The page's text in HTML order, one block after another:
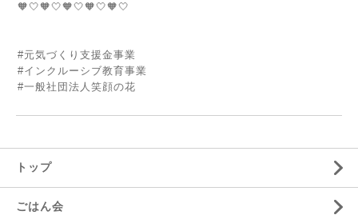
🧡🤍🧡🤍🧡🤍🧡🤍🧡🤍
#元気づくり支援金事業
#インクルーシブ教育事業
#一般社団法人笑顔の花
トップ
ごはん会